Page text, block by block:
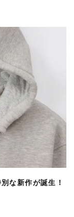
な新作が誕生！